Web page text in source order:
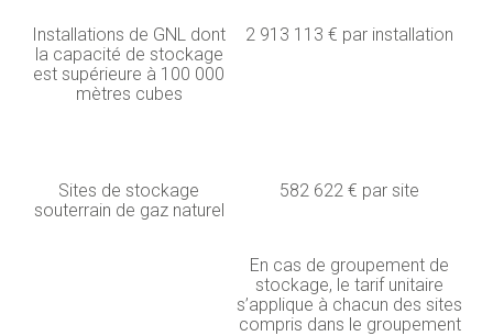
Installations de GNL dont
la capacité de stockage
est supérieure à 100 000
mètres cubes
2 913 113 € par installation
Sites de stockage
souterrain de gaz naturel
582 622 € par site
En cas de groupement de
stockage, le tarif unitaire
s’applique à chacun des sites
compris dans le groupement